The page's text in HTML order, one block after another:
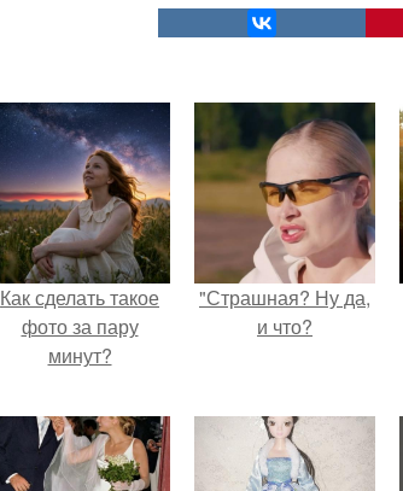
Как сделать такое
фото за пару
минут?
"Страшная? Ну да,
и что?